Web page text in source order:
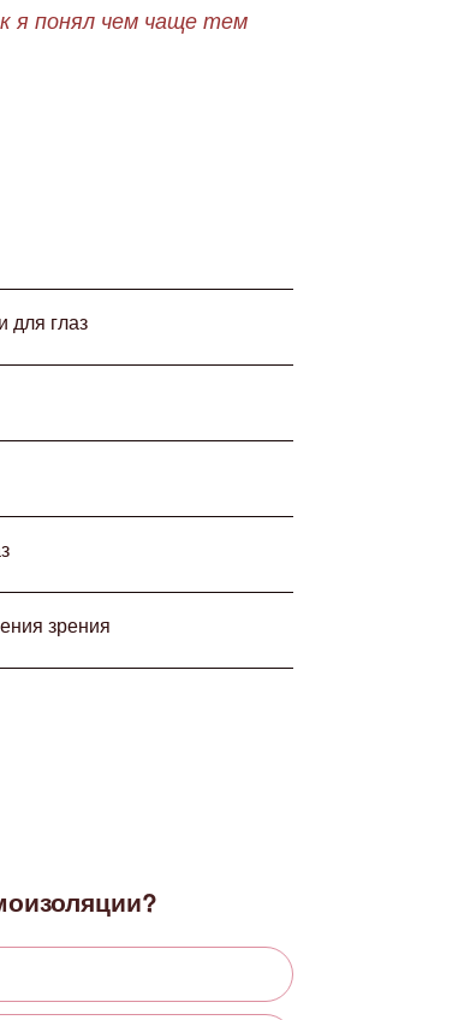
я понял чем чаще тем
для глаз
зрения